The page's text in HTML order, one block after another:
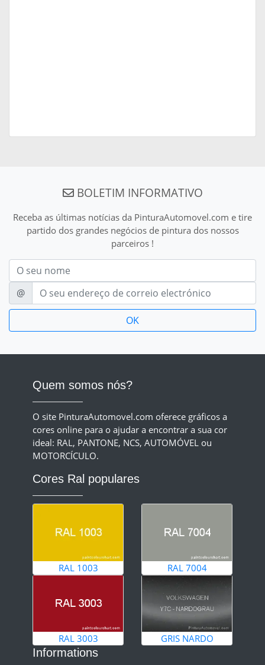
BOLETIM INFORMATIVO
Receba as últimas notícias da PinturaAutomovel.com e tire
partido dos grandes negócios de pintura dos nossos
parceiros !
Nom
E-mail
@
Quem somos nós?
O site PinturaAutomovel.com oferece gráficos a
cores online para o ajudar a encontrar a sua cor
ideal: RAL, PANTONE, NCS, AUTOMÓVEL ou
MOTORCÍCULO.
Cores Ral populares
RAL 1003 RAL 7004
RAL 3003 GRIS NARDO
Informations